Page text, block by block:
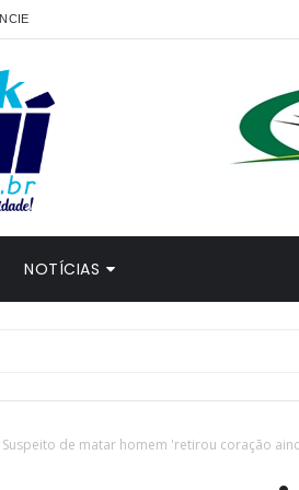
NOTÍCIAS
Suspeito de matar homem 'retirou coração